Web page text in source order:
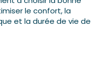
le confort, la
et la durée de vie de